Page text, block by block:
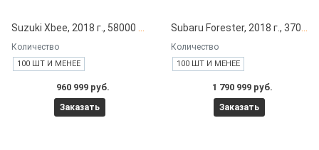
Количество
100 ШТ И МЕНЕЕ
960 999 руб.
Заказать
Количество
100 ШТ И МЕНЕЕ
1 790 999 руб.
Заказать